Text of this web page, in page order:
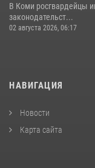
В Коми росгвардейцы
законодательст...
02 августа 2026, 06:17
НАВИГАЦИЯ
Новости
Карта сайта